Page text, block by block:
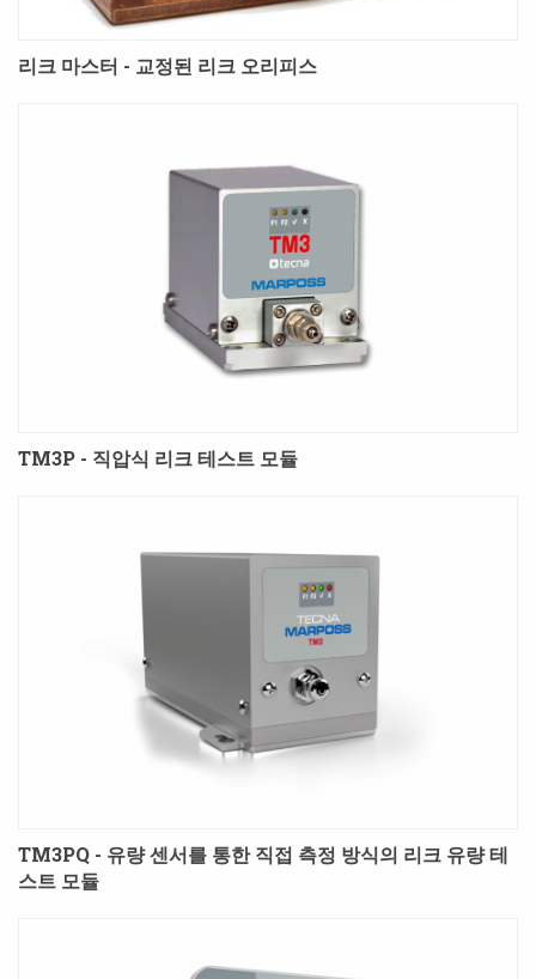
리크 마스터 - 교정된 리크 오리피스
TM3P - 직압식 리크 테스트 모듈
TM3PQ - 유량 센서를 통한 직접 측정 방식의 리크 유량 테
스트 모듈